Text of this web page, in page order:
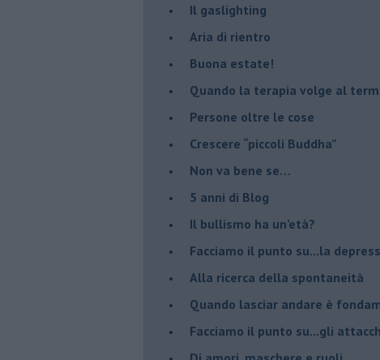
Il gaslighting
Aria di rientro
Buona estate!
​Quando la terapia volge al
​Persone oltre le cose
​Crescere “piccoli Buddha”
Non va bene se…
​5 anni di Blog
​Il bullismo ha un’età?
Facciamo il punto su...la
​Alla ricerca della spontaneità
​Quando lasciar andare è
Facciamo il punto su...gli